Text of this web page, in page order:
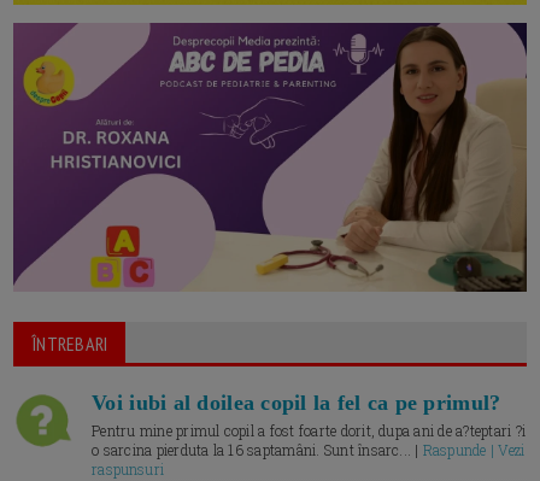
ÎNTREBARI
Voi iubi al doilea copil la fel ca pe primul?
Pentru mine primul copil a fost foarte dorit, dupa ani de a?teptari ?i
o sarcina pierduta la 16 saptamâni. Sunt însarc... | Raspunde | Vezi
raspunsuri